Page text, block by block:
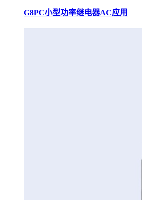
G8PC小型功率继电器AC应用